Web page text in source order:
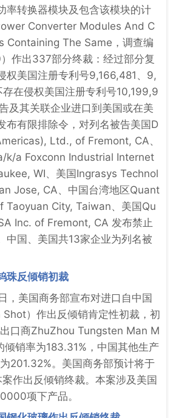
率转换器模块及包含该模块的计
Converter Modules And C
Containing The Same，调查编
作出337部分终裁：经过部分复
权美国注册专利号9,166,481、9,
在侵权美国注册专利号10,199,9
及其关联企业进口到美国或在美
布有限排除令，对列名被告美国D
Ltd., of Fremont, CA、
k/a Foxconn Industrial Internet
WI、美国Ingrasys Technol
Jose, CA、中国台湾地区Quant
Taoyuan City, Taiwan、美国Qu
Inc. of Fremont, CA 发布禁止
中国、美国共13家企业为列名被
珠反倾销初裁
，美国商务部宣布对进口自中国
）作出反倾销肯定性初裁，初
口商ZhuZhou Tungsten Man M
销率为183.31%，中国其他生产
201.32%。美国商务部预计将于
作出反倾销终裁。本案涉及美国
项下产品。